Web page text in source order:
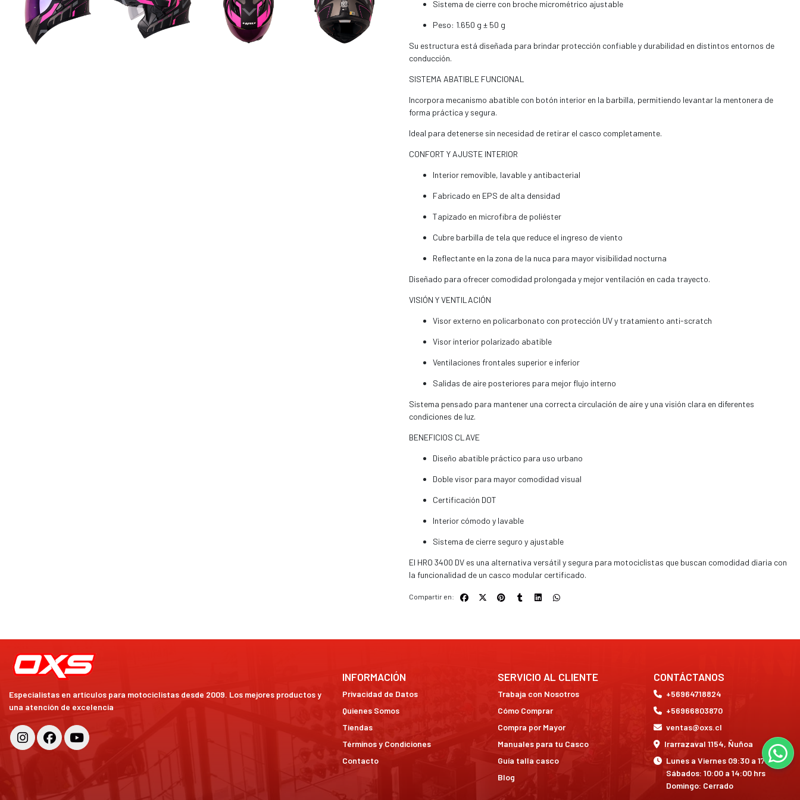
Sistema de cierre con broche micrométrico ajustable
Peso: 1.650 g ± 50 g
Su estructura está diseñada para brindar protección confiable y durabilidad en distintos entornos de
conducción.
SISTEMA ABATIBLE FUNCIONAL
Incorpora mecanismo abatible con botón interior en la barbilla, permitiendo levantar la mentonera de
forma práctica y segura.
Ideal para detenerse sin necesidad de retirar el casco completamente.
CONFORT Y AJUSTE INTERIOR
Interior removible, lavable y antibacterial
Fabricado en EPS de alta densidad
Tapizado en microfibra de poliéster
Cubre barbilla de tela que reduce el ingreso de viento
Reflectante en la zona de la nuca para mayor visibilidad nocturna
Diseñado para ofrecer comodidad prolongada y mejor ventilación en cada trayecto.
VISIÓN Y VENTILACIÓN
Visor externo en policarbonato con protección UV y tratamiento anti-scratch
Visor interior polarizado abatible
Ventilaciones frontales superior e inferior
Salidas de aire posteriores para mejor flujo interno
Sistema pensado para mantener una correcta circulación de aire y una visión clara en diferentes
condiciones de luz.
BENEFICIOS CLAVE
Diseño abatible práctico para uso urbano
Doble visor para mayor comodidad visual
Certificación DOT
Interior cómodo y lavable
Sistema de cierre seguro y ajustable
El HRO 3400 DV es una alternativa versátil y segura para motociclistas que buscan comodidad diaria con
la funcionalidad de un casco modular certificado.
Compartir en:
Especialistas en artículos para motociclistas desde 2009. Los mejores productos y
una atención de excelencia
INFORMACIÓN
Privacidad de Datos
Quienes Somos
Tiendas
Términos y Condiciones
Contacto
SERVICIO AL CLIENTE
Trabaja con Nosotros
Cómo Comprar
Compra por Mayor
Manuales para tu Casco
Guía talla casco
Blog
CONTÁCTANOS
+56964718824
+56966803870
ventas@oxs.cl
Irarrazaval 1154, Ñuñoa
Lunes a Viernes 09:30 a 17:30 hrs
Sábados: 10:00 a 14:00 hrs
Domingo: Cerrado